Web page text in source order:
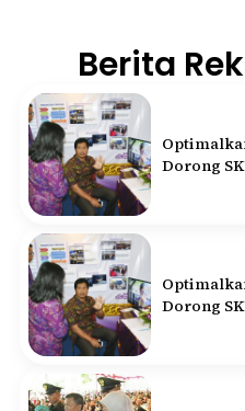
Berita
Dorong
Dorong